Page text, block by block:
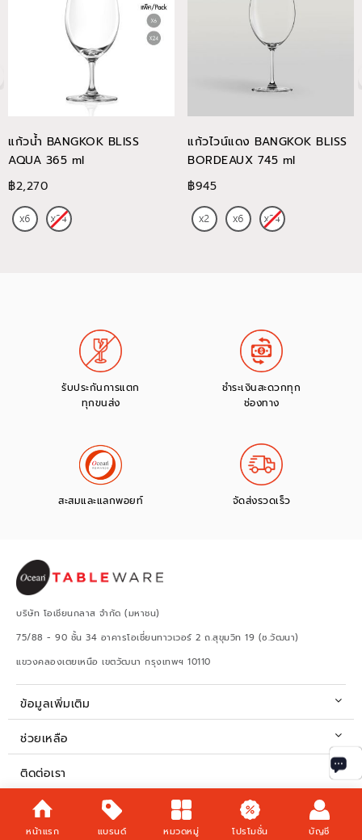
หน้าแรก แบรนด์ หมวดหมู่ โปรโมชั่น บัญชี
แก้วน้ำ BANGKOK BLISS
AQUA 365 ml
฿2,270
แก้วไวน์แดง BANGKOK BLISS
BORDEAUX 745 ml
฿945
รับประกันการแตก
ทุกขนส่ง
ชำระเงินสะดวกทุก
ช่องทาง
สะสมและแลกพอยท์ จัดส่งรวดเร็ว
บริษัท โอเชียนกลาส จำกัด (มหาชน)
75/88 - 90 ชั้น 34 อาคารโอเชี่ยนทาวเวอร์ 2 ถ.สุขุมวิท 19 (ซ.วัฒนา)
แขวงคลองเตยเหนือ เขตวัฒนา กรุงเทพฯ 10110
ข้อมูลเพิ่มเติม
ช่วยเหลือ
ติดต่อเรา
เวลาทำการ